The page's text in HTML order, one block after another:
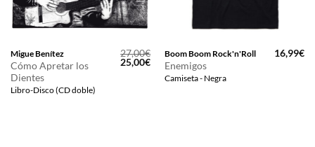
Migue Benítez
Cómo Apretar los
Dientes
Libro-Disco (CD doble)
27,00€
El
precio
25,00€El
precio
actual
Boom Boom Rock'n'Roll
Enemigos
Camiseta - Negra
16,99€